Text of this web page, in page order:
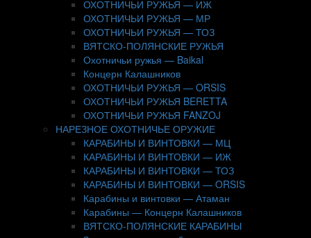
ОХОТНИЧЬИ РУЖЬЯ — ИЖ
ОХОТНИЧЬИ РУЖЬЯ — МР
ОХОТНИЧЬИ РУЖЬЯ — ТОЗ
ВЯТСКО-ПОЛЯНСКИЕ РУЖЬЯ
Охотничьи ружья — Baikal
Концерн Калашников
ОХОТНИЧЬИ РУЖЬЯ — ORSIS
ОХОТНИЧЬИ РУЖЬЯ BERETTA
ОХОТНИЧЬИ РУЖЬЯ FANZOJ
НАРЕЗНОЕ ОХОТНИЧЬЕ ОРУЖИЕ
КАРАБИНЫ И ВИНТОВКИ — МЦ
КАРАБИНЫ И ВИНТОВКИ — ИЖ
КАРАБИНЫ И ВИНТОВКИ — ТОЗ
КАРАБИНЫ И ВИНТОВКИ — ORSIS
Карабины и винтовки — Атаман
Карабины — Концерн Калашников
ВЯТСКО-ПОЛЯНСКИЕ КАРАБИНЫ